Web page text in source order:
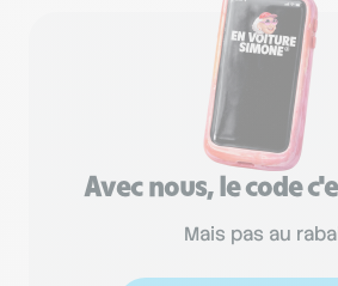
Avec nous, le code
Mais pas au